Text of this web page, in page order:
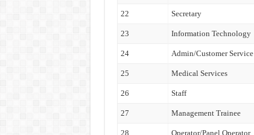
22 Secretary
23 Information Technology
24 Admin/Customer Service
25 Medical Services
26 Staff
27 Management Trainee
28 Operator/Panel Operator